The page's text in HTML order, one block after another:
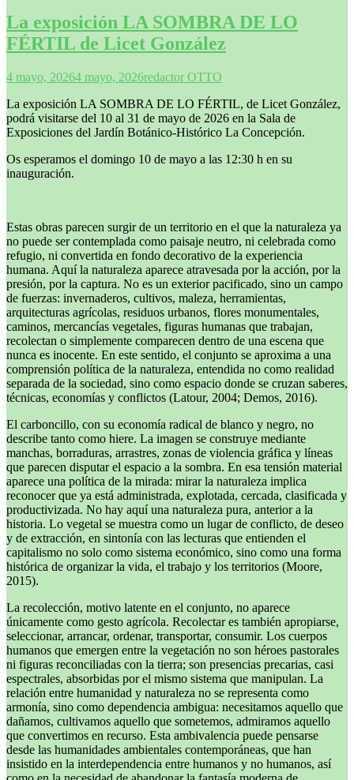
La exposición LA SOMBRA DE LO
FÉRTIL de Licet González
4 mayo, 20264 mayo, 2026redactor OTTO
La exposición LA SOMBRA DE LO FÉRTIL, de Licet González,
podrá visitarse del 10 al 31 de mayo de 2026 en la Sala de
Exposiciones del Jardín Botánico-Histórico La Concepción.
Os esperamos el domingo 10 de mayo a las 12:30 h en su
inauguración.
Estas obras parecen surgir de un territorio en el que la naturaleza ya
no puede ser contemplada como paisaje neutro, ni celebrada como
refugio, ni convertida en fondo decorativo de la experiencia
humana. Aquí la naturaleza aparece atravesada por la acción, por la
presión, por la captura. No es un exterior pacificado, sino un campo
de fuerzas: invernaderos, cultivos, maleza, herramientas,
arquitecturas agrícolas, residuos urbanos, flores monumentales,
caminos, mercancías vegetales, figuras humanas que trabajan,
recolectan o simplemente comparecen dentro de una escena que
nunca es inocente. En este sentido, el conjunto se aproxima a una
comprensión política de la naturaleza, entendida no como realidad
separada de la sociedad, sino como espacio donde se cruzan saberes,
técnicas, economías y conflictos (Latour, 2004; Demos, 2016).
El carboncillo, con su economía radical de blanco y negro, no
describe tanto como hiere. La imagen se construye mediante
manchas, borraduras, arrastres, zonas de violencia gráfica y líneas
que parecen disputar el espacio a la sombra. En esa tensión material
aparece una política de la mirada: mirar la naturaleza implica
reconocer que ya está administrada, explotada, cercada, clasificada y
productivizada. No hay aquí una naturaleza pura, anterior a la
historia. Lo vegetal se muestra como un lugar de conflicto, de deseo
y de extracción, en sintonía con las lecturas que entienden el
capitalismo no solo como sistema económico, sino como una forma
histórica de organizar la vida, el trabajo y los territorios (Moore,
2015).
La recolección, motivo latente en el conjunto, no aparece
únicamente como gesto agrícola. Recolectar es también apropiarse,
seleccionar, arrancar, ordenar, transportar, consumir. Los cuerpos
humanos que emergen entre la vegetación no son héroes pastorales
ni figuras reconciliadas con la tierra; son presencias precarias, casi
espectrales, absorbidas por el mismo sistema que manipulan. La
relación entre humanidad y naturaleza no se representa como
armonía, sino como dependencia ambigua: necesitamos aquello que
dañamos, cultivamos aquello que sometemos, admiramos aquello
que convertimos en recurso. Esta ambivalencia puede pensarse
desde las humanidades ambientales contemporáneas, que han
insistido en la interdependencia entre humanos y no humanos, así